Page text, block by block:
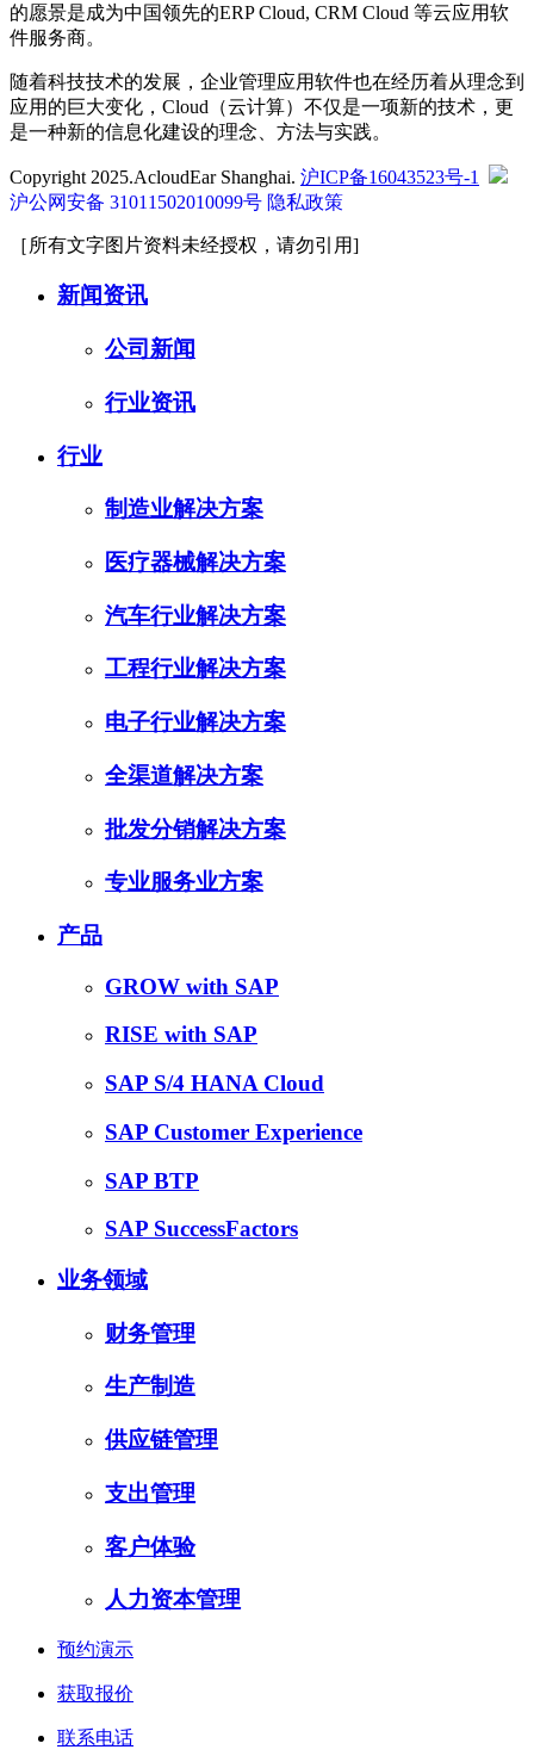
的愿景是成为中国领先的ERP Cloud, CRM Cloud 等云应用软
件服务商。
随着科技技术的发展，企业管理应用软件也在经历着从理念到
应用的巨大变化，Cloud（云计算）不仅是一项新的技术，更
是一种新的信息化建设的理念、方法与实践。
Copyright 2025.AcloudEar Shanghai. 沪ICP备16043523号-1
沪公网安备 31011502010099号 隐私政策
［所有文字图片资料未经授权，请勿引用]
新闻资讯
公司新闻
行业资讯
行业
制造业解决方案
医疗器械解决方案
汽车行业解决方案
工程行业解决方案
电子行业解决方案
全渠道解决方案
批发分销解决方案
专业服务业方案
产品
GROW with SAP
RISE with SAP
SAP S/4 HANA Cloud
SAP Customer Experience
SAP BTP
SAP SuccessFactors
业务领域
财务管理
生产制造
供应链管理
支出管理
客户体验
人力资本管理
预约演示
获取报价
联系电话